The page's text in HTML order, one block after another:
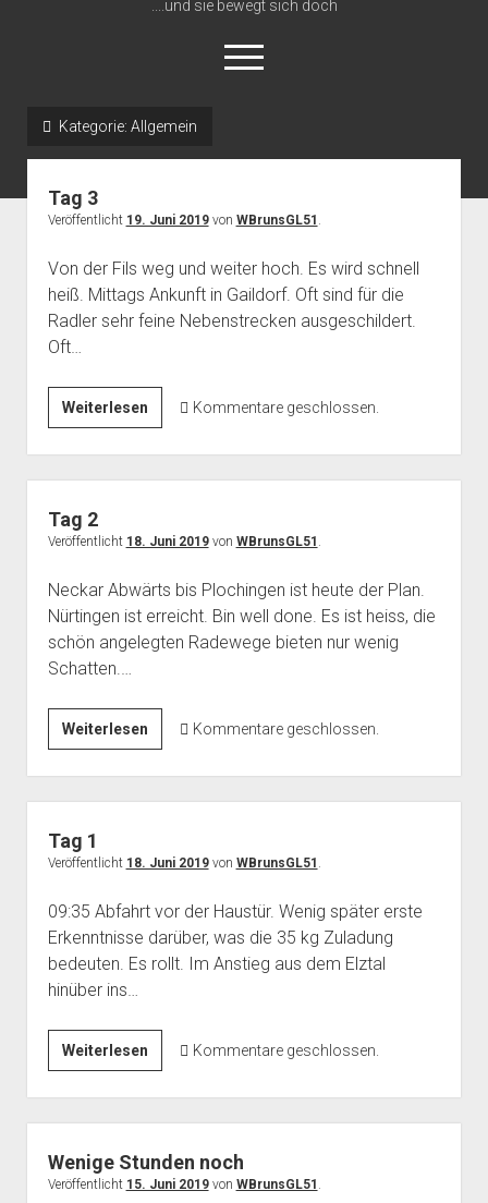
....und sie bewegt sich doch
open
menu
Erfahrungen
Ausrüstung
Defekte
Kategorie: Allgemein
Tag 3
Veröffentlicht 19. Juni 2019von WBrunsGL51 .
Von der Fils weg und weiter hoch. Es wird schnell
heiß. Mittags Ankunft in Gaildorf. Oft sind für die
Radler sehr feine Nebenstrecken ausgeschildert.
Oft…
WeiterlesenTag
3
Kommentare geschlossen.
Tag 2
Veröffentlicht 18. Juni 2019von WBrunsGL51 .
Neckar Abwärts bis Plochingen ist heute der Plan.
Nürtingen ist erreicht. Bin well done. Es ist heiss, die
schön angelegten Radewege bieten nur wenig
Schatten.…
WeiterlesenTag
2
Kommentare geschlossen.
Tag 1
Veröffentlicht 18. Juni 2019von WBrunsGL51 .
09:35 Abfahrt vor der Haustür. Wenig später erste
Erkenntnisse darüber, was die 35 kg Zuladung
bedeuten. Es rollt. Im Anstieg aus dem Elztal
hinüber ins…
WeiterlesenTag
1
Kommentare geschlossen.
Wenige Stunden noch
Veröffentlicht 15. Juni 2019von WBrunsGL51 .